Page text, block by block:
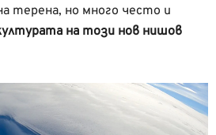
терена, но много често и
на този нов нишов